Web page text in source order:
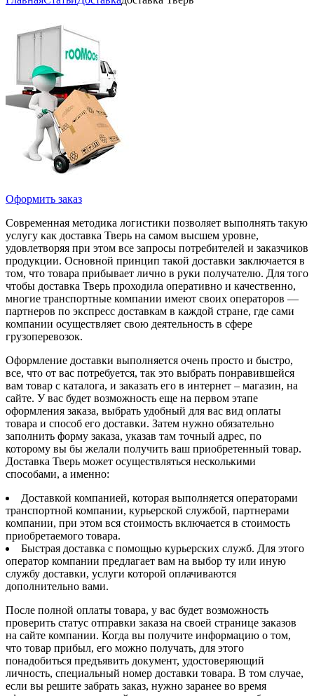
Оформить заказ
Современная методика логистики позволяет выполнять такую
услугу как доставка Тверь на самом высшем уровне,
удовлетворяя при этом все запросы потребителей и заказчиков
продукции. Основной принцип такой доставки заключается в
том, что товара прибывает лично в руки получателю. Для того
чтобы доставка Тверь проходила оперативно и качественно,
многие транспортные компании имеют своих операторов —
партнеров по экспресс доставкам в каждой стране, где сами
компании осуществляет свою деятельность в сфере
грузоперевозок.
Оформление доставки выполняется очень просто и быстро,
все, что от вас потребуется, так это выбрать понравившейся
вам товар с каталога, и заказать его в интернет – магазин, на
сайте. У вас будет возможность еще на первом этапе
оформления заказа, выбрать удобный для вас вид оплаты
товара и способ его доставки. Затем нужно обязательно
заполнить форму заказа, указав там точный адрес, по
которому вы бы желали получить ваш приобретенный товар.
Доставка Тверь может осуществляться несколькими
способами, а именно:
Доставкой компанией, которая выполняется операторами
транспортной компании, курьерской службой, партнерами
компании, при этом вся стоимость включается в стоимость
приобретаемого товара.
Быстрая доставка с помощью курьерских служб. Для этого
оператор компании предлагает вам на выбор ту или иную
службу доставки, услуги которой оплачиваются
дополнительно вами.
После полной оплаты товара, у вас будет возможность
проверить статус отправки заказа на своей странице заказов
на сайте компании. Когда вы получите информацию о том,
что товар прибыл, его можно получать, для этого
понадобиться предъявить документ, удостоверяющий
личность, специальный номер доставки товара. В том случае,
если вы решите забрать заказ, нужно заранее во время